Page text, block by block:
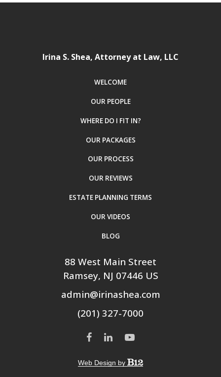
Irina S. Shea, Attorney at Law, LLC
WELCOME
OUR PEOPLE
WHERE DO I FIT IN?
OUR PACKAGES
OUR PROCESS
OUR REVIEWS
ESTATE PLANNING TERMS
OUR VIDEOS
BLOG
88 West Main Street
Ramsey, NJ 07446 US
admin@irinashea.com
(201) 327-7000
Web Design by